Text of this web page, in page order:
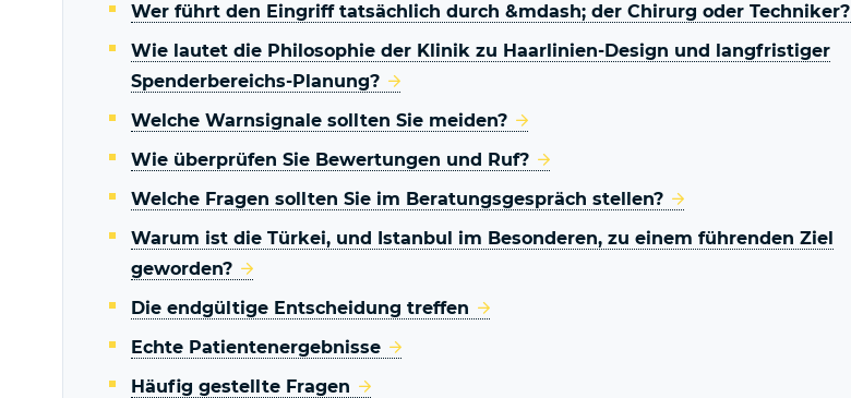
Wer führt den Eingriff tatsächlich durch &mdash; der Chirurg oder Techniker?
Wie lautet die Philosophie der Klinik zu Haarlinien-Design und langfristiger
Spenderbereichs-Planung?
Welche Warnsignale sollten Sie meiden?
Wie überprüfen Sie Bewertungen und Ruf?
Welche Fragen sollten Sie im Beratungsgespräch stellen?
Warum ist die Türkei, und Istanbul im Besonderen, zu einem führenden Ziel
geworden?
Die endgültige Entscheidung treffen
Echte Patientenergebnisse
Häufig gestellte Fragen